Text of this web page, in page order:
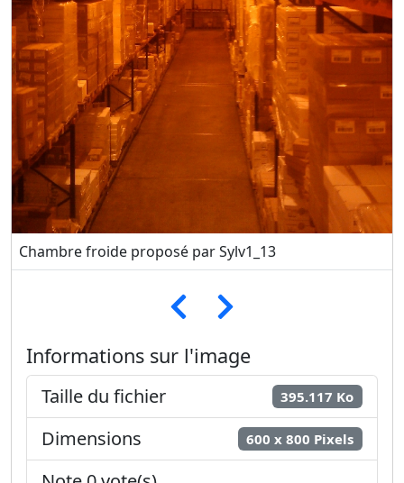
Chambre froide proposé par Sylv1_13
Informations sur l'image
Taille du fichier 395.117 Ko
Dimensions 600 x 800 Pixels